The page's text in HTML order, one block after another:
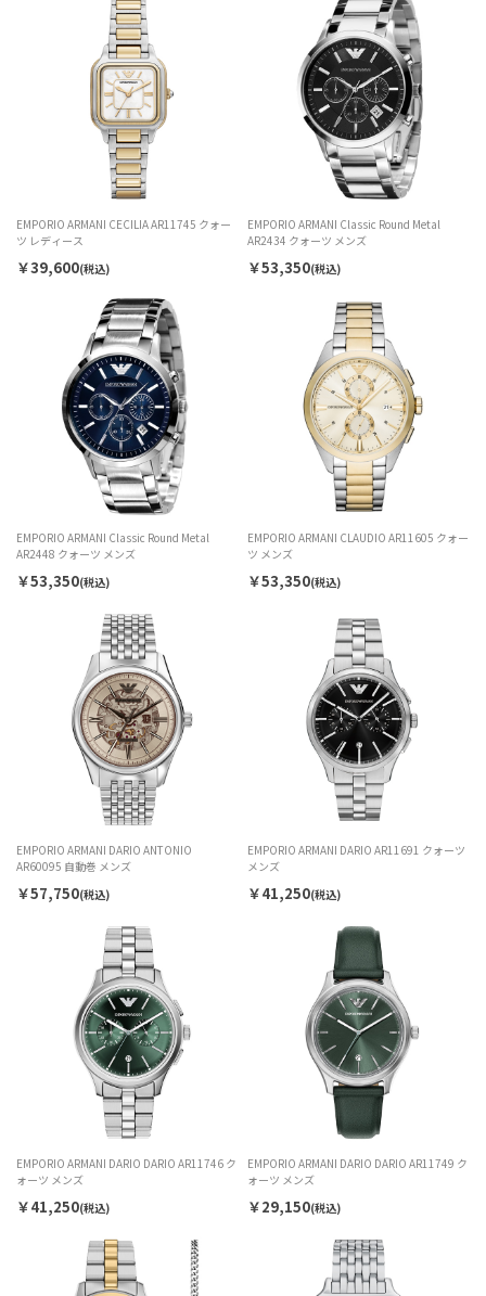
EMPORIO ARMANI CECILIA AR11745 クォー
ツ レディース
￥39,600(税込)
EMPORIO ARMANI Classic Round Metal
AR2434 クォーツ メンズ
￥53,350(税込)
EMPORIO ARMANI Classic Round Metal
AR2448 クォーツ メンズ
￥53,350(税込)
EMPORIO ARMANI CLAUDIO AR11605 クォー
ツ メンズ
￥53,350(税込)
EMPORIO ARMANI DARIO ANTONIO
AR60095 自動巻 メンズ
￥57,750(税込)
EMPORIO ARMANI DARIO AR11691 クォーツ
メンズ
￥41,250(税込)
EMPORIO ARMANI DARIO DARIO AR11746 ク
ォーツ メンズ
￥41,250(税込)
EMPORIO ARMANI DARIO DARIO AR11749 ク
ォーツ メンズ
￥29,150(税込)